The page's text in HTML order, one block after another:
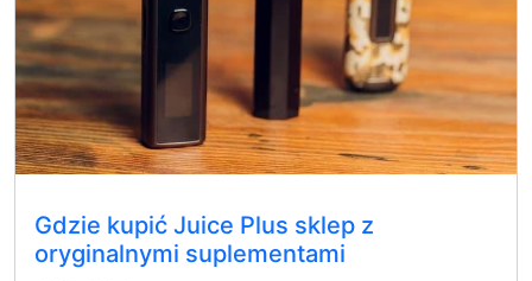
Gdzie kupić Juice Plus sklep z
oryginalnymi suplementami